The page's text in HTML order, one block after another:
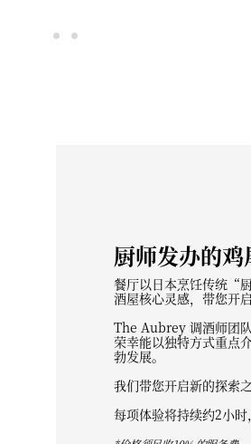
厨师发办的
餐厅以日本烹饪传统“
酒屋核心灵感，带您开
The Aubrey 调酒师团
荣幸能以独特方式重点
勃发展。
我们带您开启新的探索
每项体验将持续约2小时